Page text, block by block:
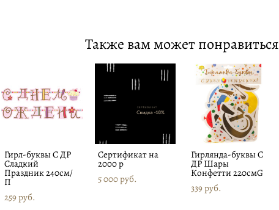
Также вам может понравиться
Гирл-буквы С ДР
Сладкий
Праздник 240см/
П
259 pуб.
Сертификат на
2000 р
5 000 pуб.
Гирлянда-буквы С
ДР Шары
Конфетти 220смG
339 pуб.